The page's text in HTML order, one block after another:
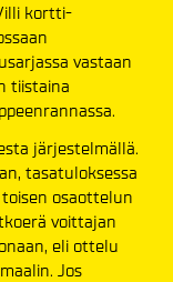
kortti-
vastaan
tiistaina
järjestelmällä.
tasatuloksessa
osaottelun
voittajan
eli ottelu
Jos